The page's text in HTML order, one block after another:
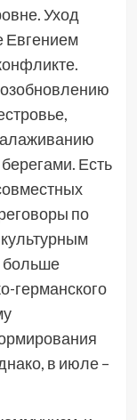
Уход
Евгением
Есть
по
больше
германского
в июле –